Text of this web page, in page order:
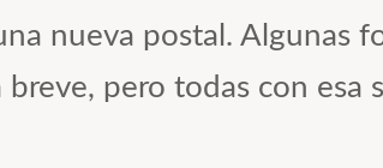
nueva postal. Algunas
pero todas con esa